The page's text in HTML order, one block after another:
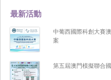
最新活動
中葡西國際科創大賽
案
第五屆澳門模擬聯合